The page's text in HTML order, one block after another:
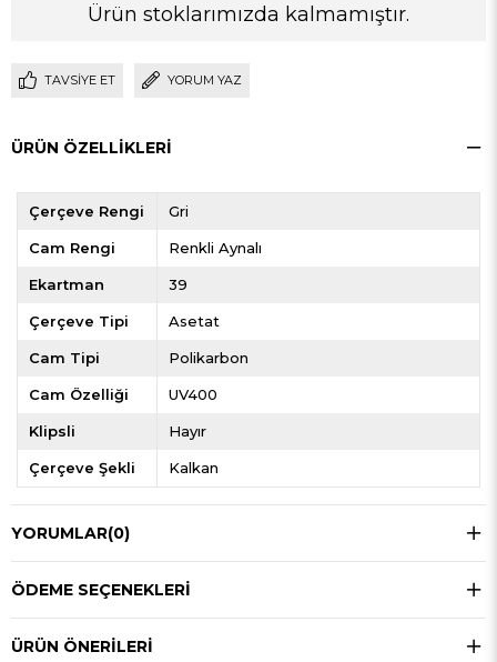
Ürün stoklarımızda kalmamıştır.
TAVSIYE ET YORUM YAZ
ÜRÜN ÖZELLIKLERI
Çerçeve Rengi Gri
Cam Rengi Renkli Aynalı
Ekartman 39
Çerçeve Tipi Asetat
Cam Tipi Polikarbon
Cam Özelliği UV400
Klipsli Hayır
Çerçeve Şekli Kalkan
YORUMLAR(0)
ÖDEME SEÇENEKLERI
ÜRÜN ÖNERILERI